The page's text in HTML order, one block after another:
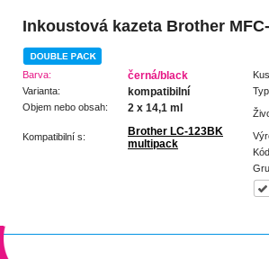
Inkoustová kazeta Brother
Barva: černá/black
Varianta: kompatibilní
Objem nebo obsah: 2 x 14,1 ml
Kompatibilní s:
Brother LC-123BK
multipack